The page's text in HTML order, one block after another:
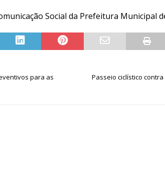
Social da Prefeitura Municipal
para as
Passeio ciclístico